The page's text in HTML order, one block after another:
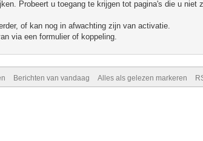
Probeert u toegang te krijgen tot pagina's die u
of kan nog in afwachting zijn van activatie.
via een formulier of koppeling.
Berichten van vandaag Alles als gelezen markeren